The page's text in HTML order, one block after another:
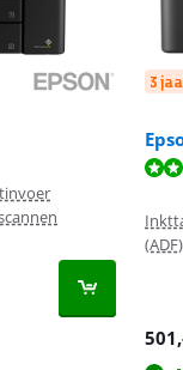
3
(ADF)
501